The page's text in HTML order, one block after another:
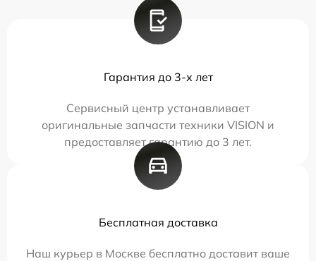
Гарантия до 3-х лет
Сервисный центр устанавливает
оригинальные запчасти техники VISION и
предоставляет гарантию до 3 лет.
Бесплатная доставка
Наш курьер в Москве бесплатно доставит ваше